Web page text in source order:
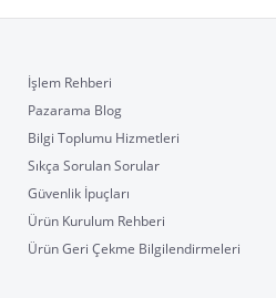
İşlem Rehberi
Pazarama Blog
Bilgi Toplumu Hizmetleri
Sıkça Sorulan Sorular
Güvenlik İpuçları
Ürün Kurulum Rehberi
Ürün Geri Çekme Bilgilendirmeleri